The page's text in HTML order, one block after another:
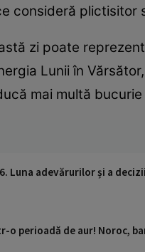
consideră plictisitor
zi poate
Lunii în
mai multă
Luna adevărurilor și a
o perioadă de aur! Noroc,